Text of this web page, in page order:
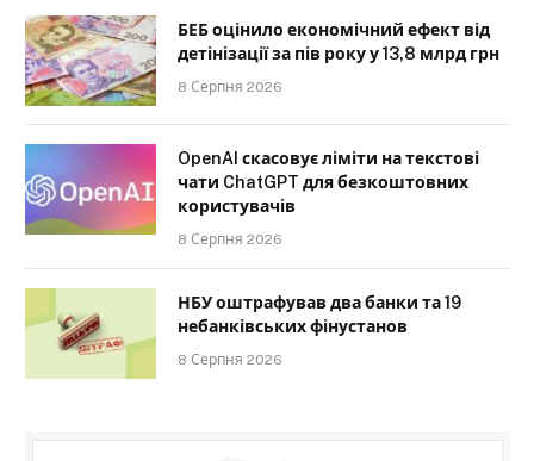
БЕБ оцінило економічний ефект від
детінізації за пів року у 13,8 млрд грн
8 Серпня 2026
OpenAI скасовує ліміти на текстові
чати ChatGPT для безкоштовних
користувачів
8 Серпня 2026
НБУ оштрафував два банки та 19
небанківських фінустанов
8 Серпня 2026